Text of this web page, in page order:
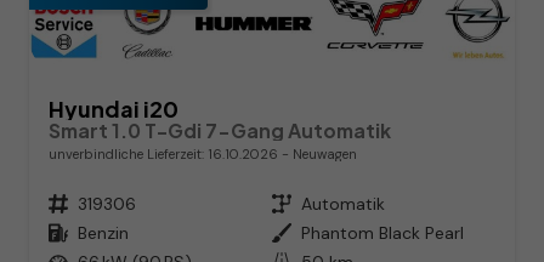
Hyundai i20
Smart 1.0 T-Gdi 7-Gang Automatik
unverbindliche Lieferzeit: 16.10.2026 Neuwagen
Fahrzeugnr. 319306 Getriebe Automatik
Kraftstoff Benzin Außenfarbe Phantom Black Pearl